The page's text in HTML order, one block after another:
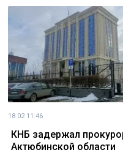
18.02 11:46
КНБ задержал
Актюбинской области